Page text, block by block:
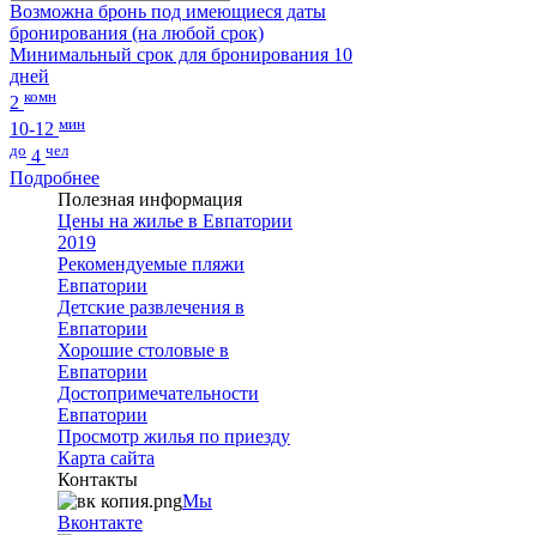
Возможна бронь под имеющиеся даты
бронирования (на любой срок)
Минимальный срок для бронирования 10
дней
2 комн
10-12 мин
до 4 чел
Подробнее
Полезная информация
Цены на жилье в Евпатории
2019
Рекомендуемые пляжи
Евпатории
Детские развлечения в
Евпатории
Хорошие столовые в
Евпатории
Достопримечательности
Евпатории
Просмотр жилья по приезду
Карта сайта
Контакты
Мы
Вконтакте